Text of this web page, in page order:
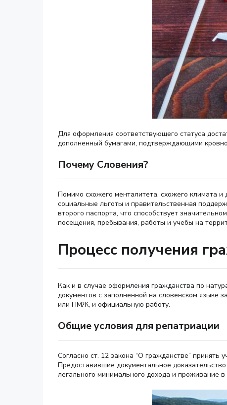
Для оформления соответствующего статуса
дополненный бумагами, подтверждающими
Почему Словения?
Помимо схожего менталитета, схожего климата и
социальные льготы и правительственная
второго паспорта, что способствует
посещения, пребывания, работы и учебы на
Процесс получения
Как и в случае оформления гражданства по
документов с заполненной на словенском языке
или ПМЖ, и официальную работу.
Общие условия для репатриации
Согласно ст. 12 закона “О гражданстве”
Предоставившие документальное
легального минимального дохода и проживание